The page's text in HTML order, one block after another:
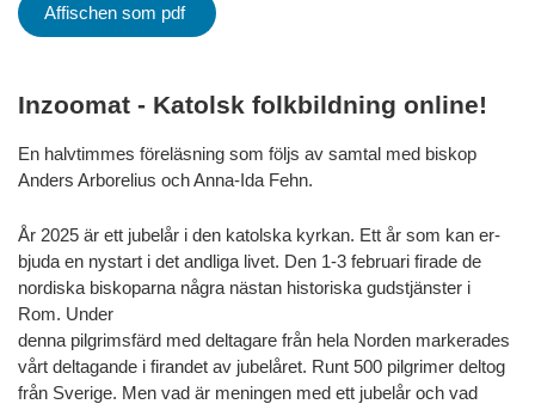
Affischen som pdf
Inzoomat - Katolsk folkbildning online!
En halvtimmes föreläsning som följs av samtal med biskop
Anders Arborelius och Anna-Ida Fehn.
År 2025 är ett jubelår i den katolska kyrkan. Ett år som kan er-
bjuda en nystart i det andliga livet. Den 1-3 februari firade de
nordiska biskoparna några nästan historiska gudstjänster i
Rom. Under
denna pilgrimsfärd med deltagare från hela Norden markerades
vårt deltagande i firandet av jubelåret. Runt 500 pilgrimer deltog
från Sverige. Men vad är meningen med ett jubelår och vad